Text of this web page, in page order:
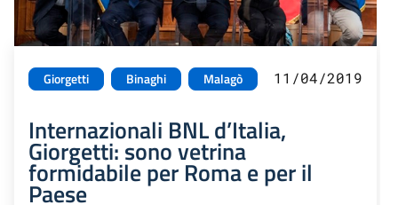
Giorgetti Binaghi Malagò 11/04/2019
Internazionali BNL d’Italia,
Giorgetti: sono vetrina
formidabile per Roma e per il
Paese